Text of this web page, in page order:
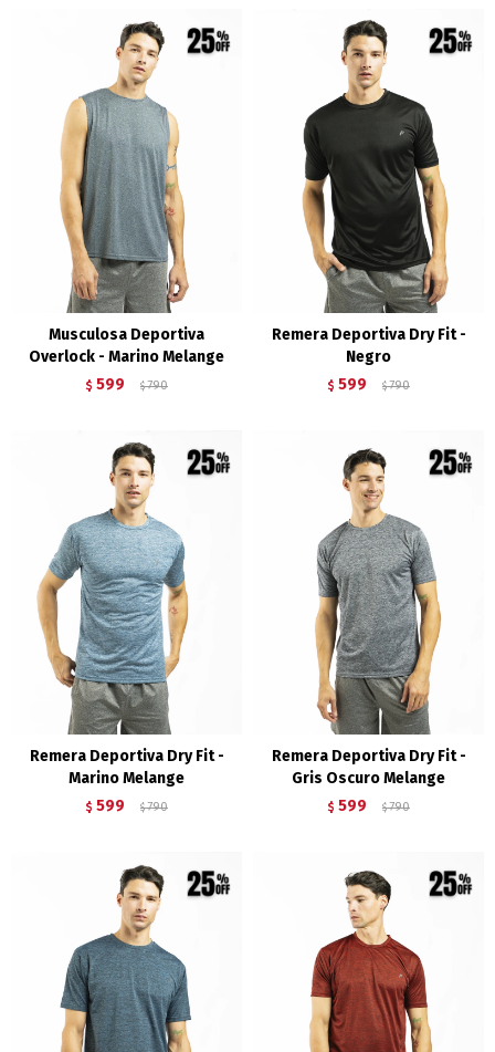
Musculosa Deportiva
Overlock - Marino Melange
$ 599 $ 790
Remera Deportiva Dry Fit -
Negro
$ 599 $ 790
Remera Deportiva Dry Fit -
Marino Melange
$ 599 $ 790
Remera Deportiva Dry Fit -
Gris Oscuro Melange
$ 599 $ 790